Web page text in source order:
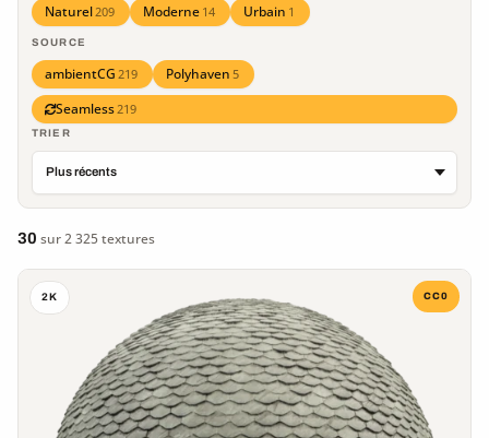
Naturel 209 Moderne 14 Urbain 1
SOURCE
ambientCG 219 Polyhaven 5
Seamless 219
TRIER
30 sur 2 325 textures
2K CC0